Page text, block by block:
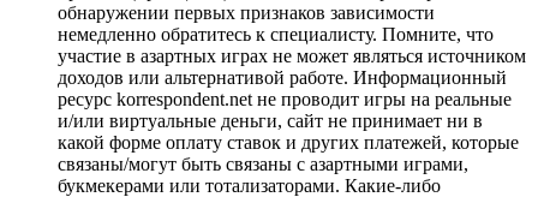
обнаружении первых признаков зависимости
немедленно обратитесь к специалисту. Помните, что
участие в азартных играх не может являться источником
доходов или альтернативой работе. Информационный
ресурс korrespondent.net не проводит игры на реальные
и/или виртуальные деньги, сайт не принимает ни в
какой форме оплату ставок и других платежей, которые
связаны/могут быть связаны с азартными играми,
букмекерами или тотализаторами. Какие-либо